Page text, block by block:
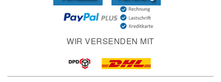
WIR VERSENDEN MIT